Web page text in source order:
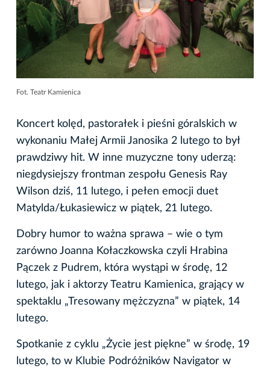
Fot. Teatr Kamienica
Koncert kolęd, pastorałek i pieśni góralskich w
wykonaniu Małej Armii Janosika 2 lutego to był
prawdziwy hit. W inne muzyczne tony uderzą:
niegdysiejszy frontman zespołu Genesis Ray
Wilson dziś, 11 lutego, i pełen emocji duet
Matylda/Łukasiewicz w piątek, 21 lutego.
Dobry humor to ważna sprawa – wie o tym
zarówno Joanna Kołaczkowska czyli Hrabina
Pączek z Pudrem, która wystąpi w środę, 12
lutego, jak i aktorzy Teatru Kamienica, grający w
spektaklu „Tresowany mężczyzna” w piątek, 14
lutego.
Spotkanie z cyklu „Życie jest piękne” w środę, 19
lutego, to w Klubie Podróżników Navigator w